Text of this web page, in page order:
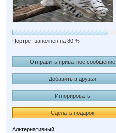
Портрет заполнен на 80 %
Отправить приватное сообщение
Добавить в друзья
Игнорировать
Сделать подарок
Альтернативный